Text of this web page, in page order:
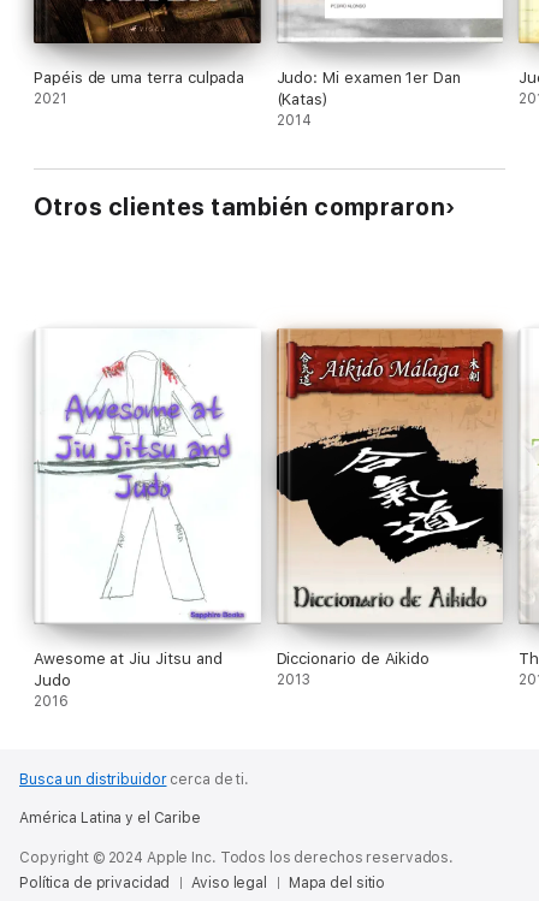
Papéis de uma terra culpada
2021
Judo: Mi examen 1er Dan
(Katas)
2014
Otros clientes también compraron
Awesome at Jiu Jitsu and
Judo
2016
Diccionario de Aikido
2013
Busca un distribuidorcerca de ti.
América Latina y el Caribe
Copyright © 2024 Apple Inc. Todos los derechos reservados.
Política de privacidad
Aviso legal Mapa del sitio